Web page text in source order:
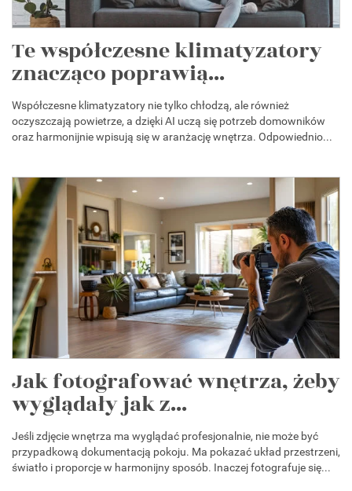
Te współczesne klimatyzatory
znacząco poprawią...
Współczesne klimatyzatory nie tylko chłodzą, ale również
oczyszczają powietrze, a dzięki AI uczą się potrzeb domowników
oraz harmonijnie wpisują się w aranżację wnętrza. Odpowiednio...
Jak fotografować wnętrza, żeby
wyglądały jak z...
Jeśli zdjęcie wnętrza ma wyglądać profesjonalnie, nie może być
przypadkową dokumentacją pokoju. Ma pokazać układ przestrzeni,
światło i proporcje w harmonijny sposób. Inaczej fotografuje się...